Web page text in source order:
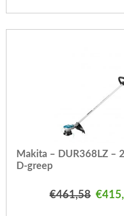
Makita – DUR368LZ –
D-greep
€461,58 €